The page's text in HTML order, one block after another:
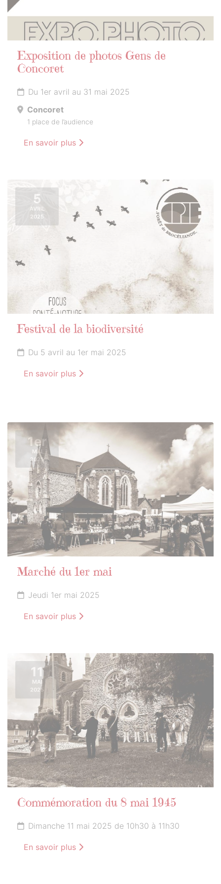
Exposition de photos Gens de
Concoret
Du 1er avril au 31 mai 2025
Concoret
1 place de l’audience
En savoir plus
5
AVRIL
2025
Festival de la biodiversité
Du 5 avril au 1er mai 2025
En savoir plus
1er
MAI
2025
Marché du 1er mai
Jeudi 1er mai 2025
En savoir plus
11
MAI
2025
Commémoration du 8 mai 1945
Dimanche 11 mai 2025 de 10h30 à 11h30
En savoir plus